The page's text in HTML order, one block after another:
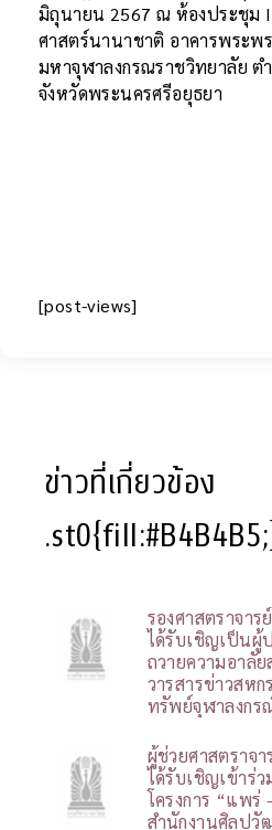
มิถุนายน 2567 ณ ห้องประชุม
ศาสตร์นานาชาติ อาคารพระ
มหาจุฬาลงกรณราชวิทยาลัย ต
จังหวัดพระนครศรีอยุธยา
[post-views]
ข่าวที่เกี่ยวข้อง
รองศาสตราจา
ได้รับเชิญเป็นผู้
ถวายความอาลั
วารสารข่าวสห
ทรัพย์จุฬาลงกร
ผู้ช่วยศาสตราจ
ได้รับเชิญเข้าร่
โครงการ “แพร่
สำนักงานศิลปวั